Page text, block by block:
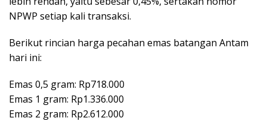
NPWP setiap kali transaksi.
Berikut rincian harga pecahan emas batangan Antam
hari ini:
Emas 0,5 gram: Rp718.000
Emas 1 gram: Rp1.336.000
Emas 2 gram: Rp2.612.000